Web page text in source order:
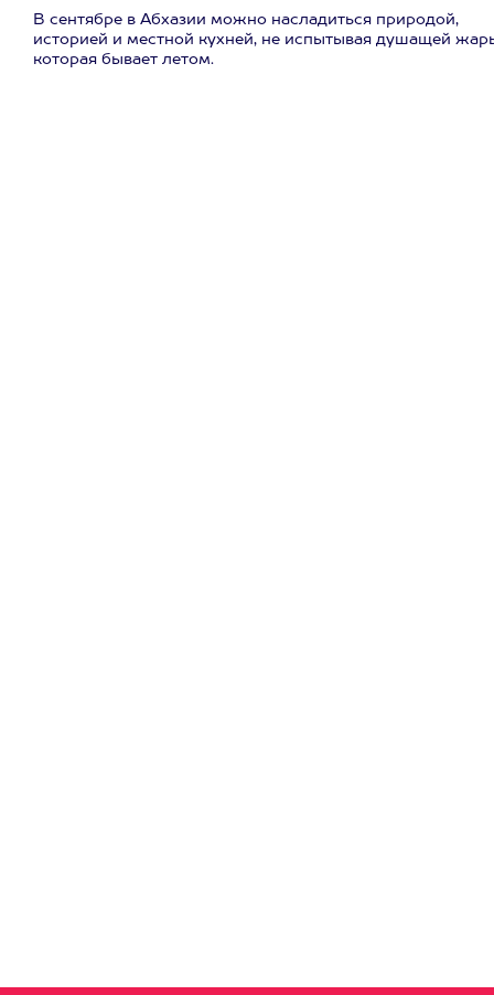
В сентябре в Абхазии можно насладиться природой,
историей и местной кухней, не испытывая душащей
которая бывает летом.